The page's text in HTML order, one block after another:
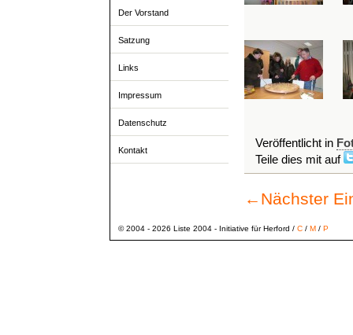
Der Vorstand
Satzung
Links
Impressum
Datenschutz
Kontakt
Veröffentlicht in
Teile dies mit auf
← Nächster
© 2004 - 2026 Liste 2004 - Initiative für Herford / C/ M/ P